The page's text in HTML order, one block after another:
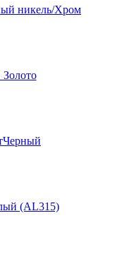
никель/Хром
Золото
(AL315)